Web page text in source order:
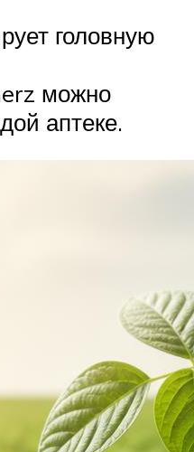
головную
можно
аптеке.